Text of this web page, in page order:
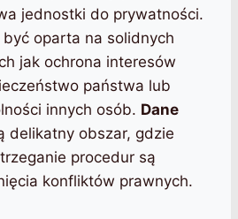
jednostki do prywatności.
oparta na solidnych
jak ochrona interesów
państwa lub
innych osób. Dane
delikatny obszar, gdzie
procedur są
konfliktów prawnych.